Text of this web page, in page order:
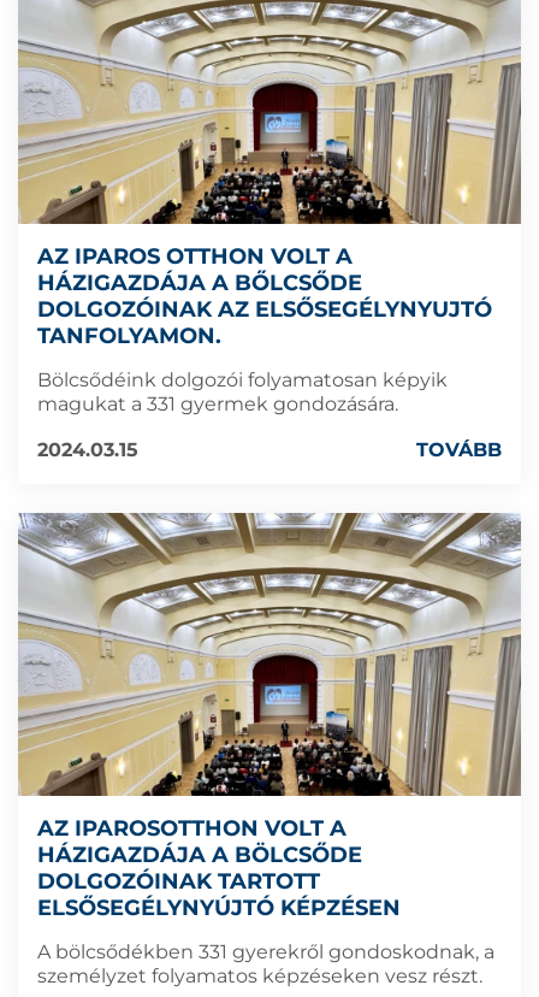
AZ IPAROS OTTHON VOLT A
HÁZIGAZDÁJA A BŐLCSŐDE
DOLGOZÓINAK AZ ELSŐSEGÉLYNYUJTÓ
TANFOLYAMON.
Bölcsődéink dolgozói folyamatosan képyik
magukat a 331 gyermek gondozására.
2024.03.15
TOVÁBB
AZ IPAROSOTTHON VOLT A
HÁZIGAZDÁJA A BÖLCSŐDE
DOLGOZÓINAK TARTOTT
ELSŐSEGÉLYNYÚJTÓ KÉPZÉSEN
A bölcsődékben 331 gyerekről gondoskodnak, a
személyzet folyamatos képzéseken vesz részt.